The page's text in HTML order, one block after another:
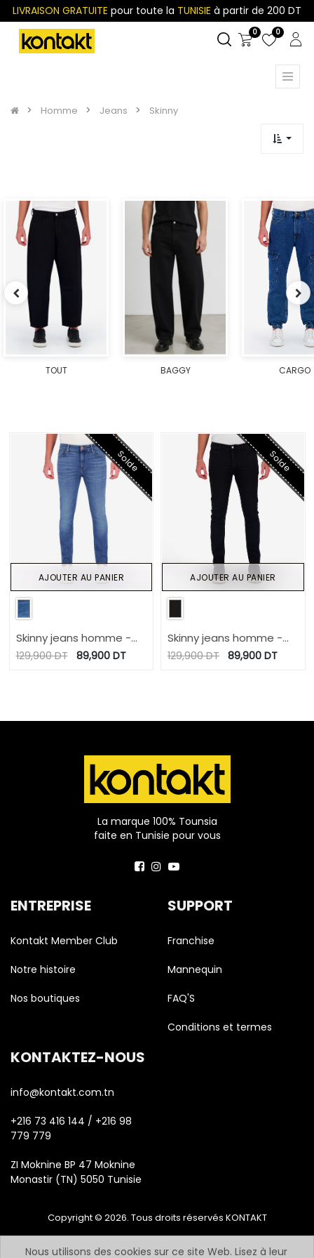
LIVRAISON GRATUITE pour toute la TUNISIE à partir de 200 DT
0 0
Homme Jeans Skinny
TOUT BAGGY CARGO
Solde
Skinny jeans homme -
SOFYEN
129,900DT 89,900DT
AJOUTER AU PANIER
Solde
Skinny jeans homme -
SOFYEN
129,900DT 89,900 DT
AJOUTER AU PANIER
La marque 100% Tounsia
faite en Tunisie pour vous
ENTREPRISE
Kontakt Member Club
Notre histoire
Nos boutiques
SUPPORT
Franchise
Mannequin
FAQ'S
Conditions et termes
KONTAKTEZ-NOUS
info@kontakt.com.tn
+216 73 416 144 / +216 98
779 779
ZI Moknine BP 47 Moknine
Monastir (TN) 5050 Tunisie
Copyright © 2026. Tous droits réservés KONTAKT
Nous utilisons des cookies sur ce site Web. Lisez à leur